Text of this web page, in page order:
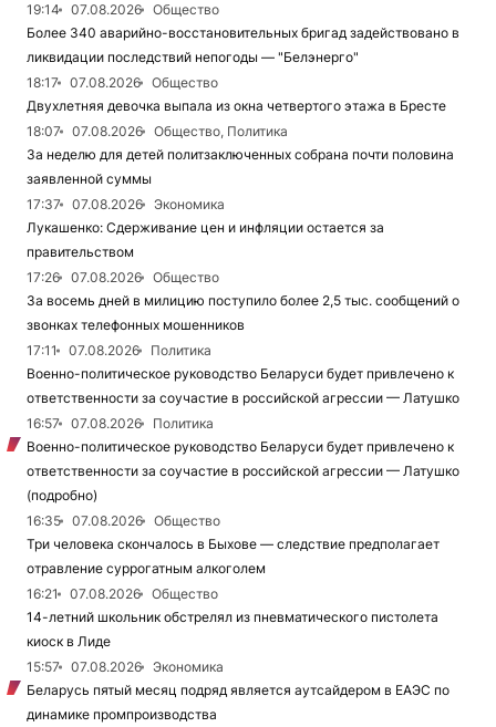
19:14
07.08.2026
Общество
Более 340 аварийно-восстановительных бригад задействовано в
ликвидации последствий непогоды — "Белэнерго"
18:17
07.08.2026
Общество
Двухлетняя девочка выпала из окна четвертого этажа в Бресте
18:07
07.08.2026
Общество, Политика
За неделю для детей политзаключенных собрана почти половина
заявленной суммы
17:37
07.08.2026
Экономика
Лукашенко: Сдерживание цен и инфляции остается за
правительством
17:26
07.08.2026
Общество
За восемь дней в милицию поступило более 2,5 тыс. сообщений о
звонках телефонных мошенников
17:11
07.08.2026
Политика
Военно-политическое руководство Беларуси будет привлечено к
ответственности за соучастие в российской агрессии — Латушко
16:57
07.08.2026
Политика
Военно-политическое руководство Беларуси будет привлечено к
ответственности за соучастие в российской агрессии — Латушко
(подробно)
16:35
07.08.2026
Общество
Три человека скончалось в Быхове — следствие предполагает
отравление суррогатным алкоголем
16:21
07.08.2026
Общество
14-летний школьник обстрелял из пневматического пистолета
киоск в Лиде
15:57
07.08.2026
Экономика
Беларусь пятый месяц подряд является аутсайдером в ЕАЭС по
динамике промпроизводства